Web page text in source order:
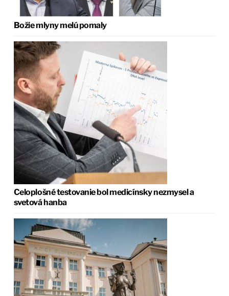
Božie mlyny melú pomaly
Celoplošné testovanie bol medicínsky nezmysel a
svetová hanba